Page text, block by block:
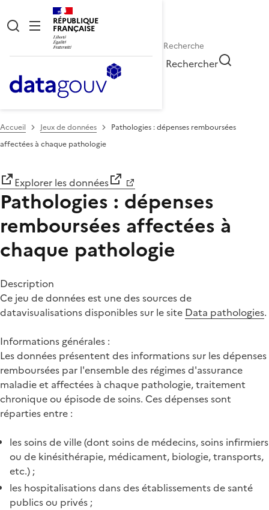
RÉPUBLIQUE
FRANÇAISE
Rechercher
Accueil Jeux de données
Pathologies : dépenses remboursées
affectées à chaque pathologie
Explorer les données
Pathologies : dépenses
remboursées affectées à
chaque pathologie
Description
Ce jeu de données est une des sources de
datavisualisations disponibles sur le site Data pathologies.
Informations générales :
Les données présentent des informations sur les dépenses
remboursées par l'ensemble des régimes d'assurance
maladie et affectées à chaque pathologie, traitement
chronique ou épisode de soins. Ces dépenses sont
réparties entre :
les soins de ville (dont soins de médecins, soins infirmiers
ou de kinésithérapie, médicament, biologie, transports,
etc.) ;
les hospitalisations dans des établissements de santé
publics ou privés ;